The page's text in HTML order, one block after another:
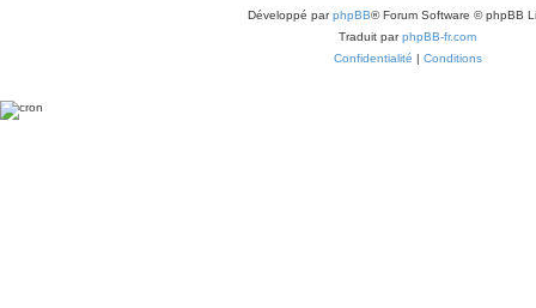
Développé parphpBB® Forum Software © phpBB
Traduit parphpBB-fr.com
Confidentialité | Conditions